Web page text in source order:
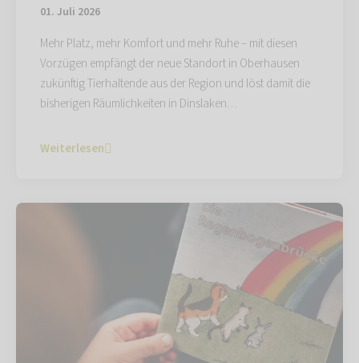
01. Juli 2026
Mehr Platz, mehr Komfort und mehr Ruhe – mit diesen
Vorzügen empfängt der neue Standort in Oberhausen
zukünftig Tierhaltende aus der Region und löst damit die
bisherigen Räumlichkeiten in Dinslaken…
Weiterlesen